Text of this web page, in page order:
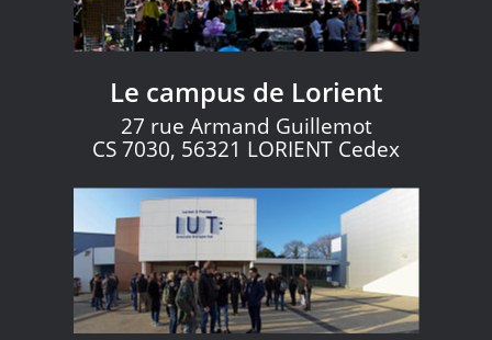
Le campus de Lorient
27 rue Armand Guillemot
CS 7030, 56321 LORIENT Cedex